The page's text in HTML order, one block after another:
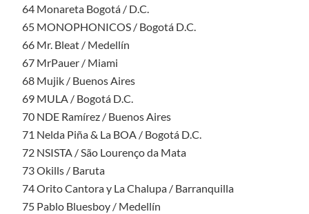
64 Monareta Bogotá / D.C.
65 MONOPHONICOS / Bogotá D.C.
66 Mr. Bleat / Medellín
67 MrPauer / Miami
68 Mujik / Buenos Aires
69 MULA / Bogotá D.C.
70 NDE Ramírez / Buenos Aires
71 Nelda Piña & La BOA / Bogotá D.C.
72 NSISTA / São Lourenço da Mata
73 Okills / Baruta
74 Orito Cantora y La Chalupa / Barranquilla
75 Pablo Bluesboy / Medellín